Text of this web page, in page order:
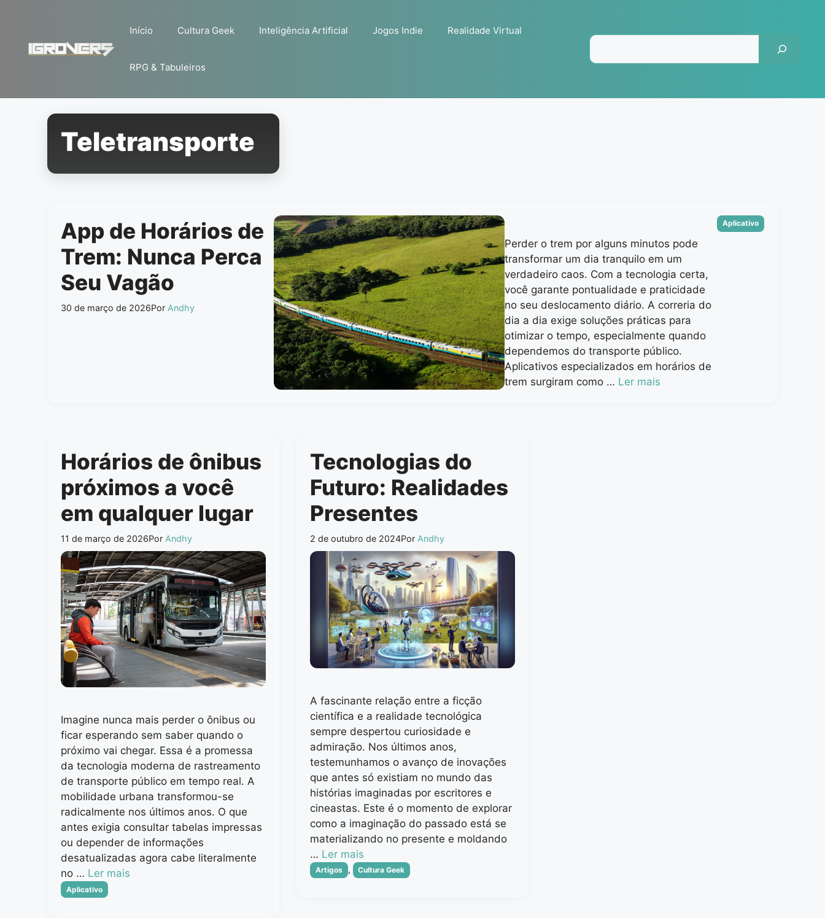
conteúdo
Início Cultura Geek Inteligência Artificial Jogos Indie Realidade Virtual
RPG & Tabuleiros
Teletransporte
App de Horários de
Trem: Nunca Perca
Seu Vagão
30 de março de 2026Por Andhy
Perder o trem por alguns minutos pode
transformar um dia tranquilo em um
verdadeiro caos. Com a tecnologia certa,
você garante pontualidade e praticidade
no seu deslocamento diário. A correria do
dia a dia exige soluções práticas para
otimizar o tempo, especialmente quando
dependemos do transporte público.
Aplicativos especializados em horários de
trem surgiram como … Ler mais
Categorias
Aplicativo
Horários de ônibus
próximos a você
em qualquer lugar
11 de março de 2026Por Andhy
Imagine nunca mais perder o ônibus ou
ficar esperando sem saber quando o
próximo vai chegar. Essa é a promessa
da tecnologia moderna de rastreamento
de transporte público em tempo real. A
mobilidade urbana transformou-se
radicalmente nos últimos anos. O que
antes exigia consultar tabelas impressas
ou depender de informações
desatualizadas agora cabe literalmente
no … Ler mais
Categorias
Aplicativo
Tecnologias do
Futuro: Realidades
Presentes
2 de outubro de 2024Por Andhy
A fascinante relação entre a ficção
científica e a realidade tecnológica
sempre despertou curiosidade e
admiração. Nos últimos anos,
testemunhamos o avanço de inovações
que antes só existiam no mundo das
histórias imaginadas por escritores e
cineastas. Este é o momento de explorar
como a imaginação do passado está se
materializando no presente e moldando
… Ler mais
Categorias
Artigos , Cultura Geek